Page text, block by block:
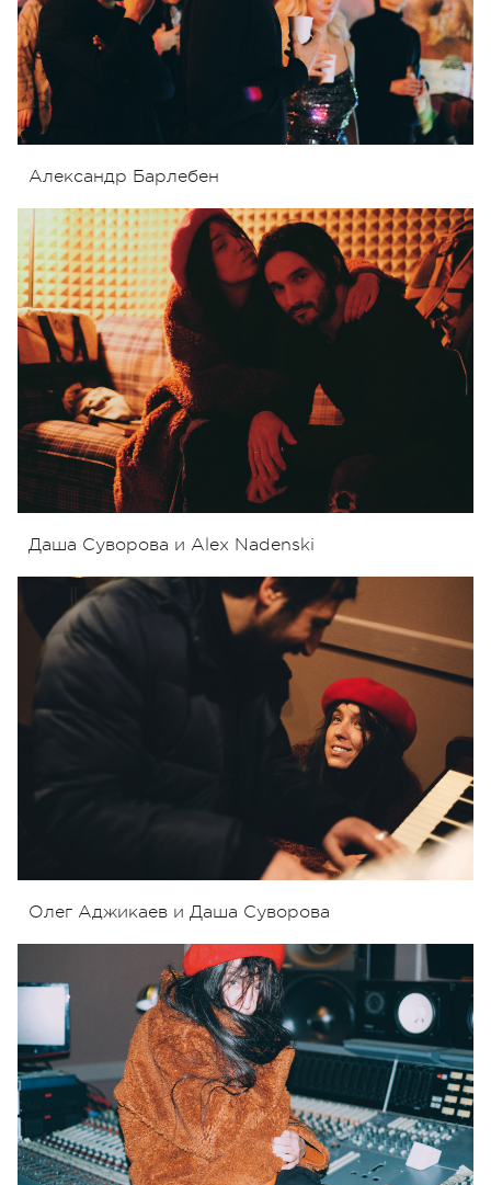
Александр Барлебен
Даша Суворова и Alex Nadenski
Олег Аджикаев и Даша Суворова